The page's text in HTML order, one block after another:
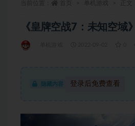
《皇牌空战7：未知空域
隐藏内容 登录后免费查看